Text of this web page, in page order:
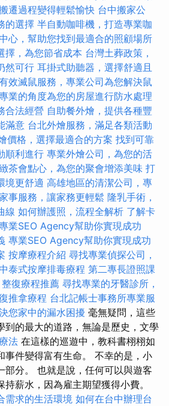
遷過程變得輕鬆愉快 台中搬家公
的選擇 半自動咖啡機，打造專業咖
心，幫助您找到最適合的照顧場所
擇，為您節省成本 台灣土葬政策，
然可行 耳掛式助聽器，選擇舒適且
效滅鼠服務，專業公司為您解決鼠
業的角度為您的房屋進行防水處理
合法經營 自助餐外燴，提供各種豐
滿意 台北外燴服務，滿足各類活動
價格，選擇最適合的方案 找到可靠
順利進行 專業外燴公司，為您的活
茶會點心，為您的聚會增添美味 打
境更舒適 高雄地區的清潔公司，專
事服務，讓家務更輕鬆 隆乳手術，
線 如何辦護照，流程全解析 了解卡
業SEO Agency幫助你實現成功
專業SEO Agency幫助你實現成功
按摩療程介紹 尋找專業偵探公司，
泰式按摩排毒療程 第二專長證照課
整復療程推薦 尋找專業的牙醫診所，
推拿療程 台北記帳士事務所專業服
您家中的漏水困擾 毫無疑問，這些
到的最大的道路，無論是歷史，文學
法 在這樣的巡遊中，教科書栩栩如
事件變得富有生命。 不幸的是，小
部分。 也就是說，任何可以與遊客
薪水，因為雇主期望獲得小費。
需求的生活環境 如何在台中辦理台